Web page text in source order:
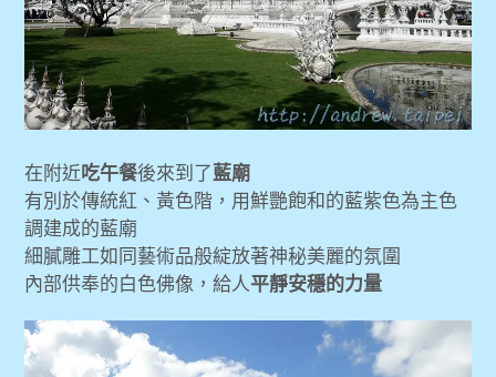
在附近吃午餐後來到了藍廟
有別於傳統紅、黃色階，用鮮艷飽和的藍紫色為主色
調建成的藍廟
細膩雕工如同藝術品般綻放著神秘美麗的氛圍
內部供奉的白色佛像，給人平靜安穩的力量